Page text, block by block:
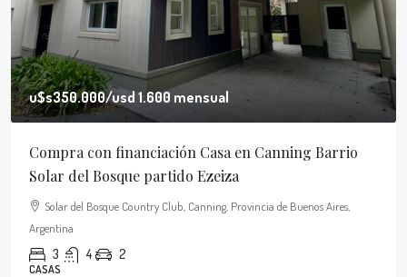
u$s350.000/usd 1.600 mensual
Compra con financiación Casa en Canning Barrio
Solar del Bosque partido Ezeiza
Solar del Bosque Country Club, Canning, Provincia de Buenos Aires,
Argentina
3 4 2
CASAS